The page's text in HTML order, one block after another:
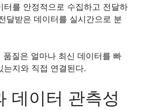
터를 안정적으로 수집하고 전달하
달받은 데이터를 실시간으로 분
품질은 얼마나 최신 데이터를 빠
는지와 직접 연결된다.
데이터 관측성